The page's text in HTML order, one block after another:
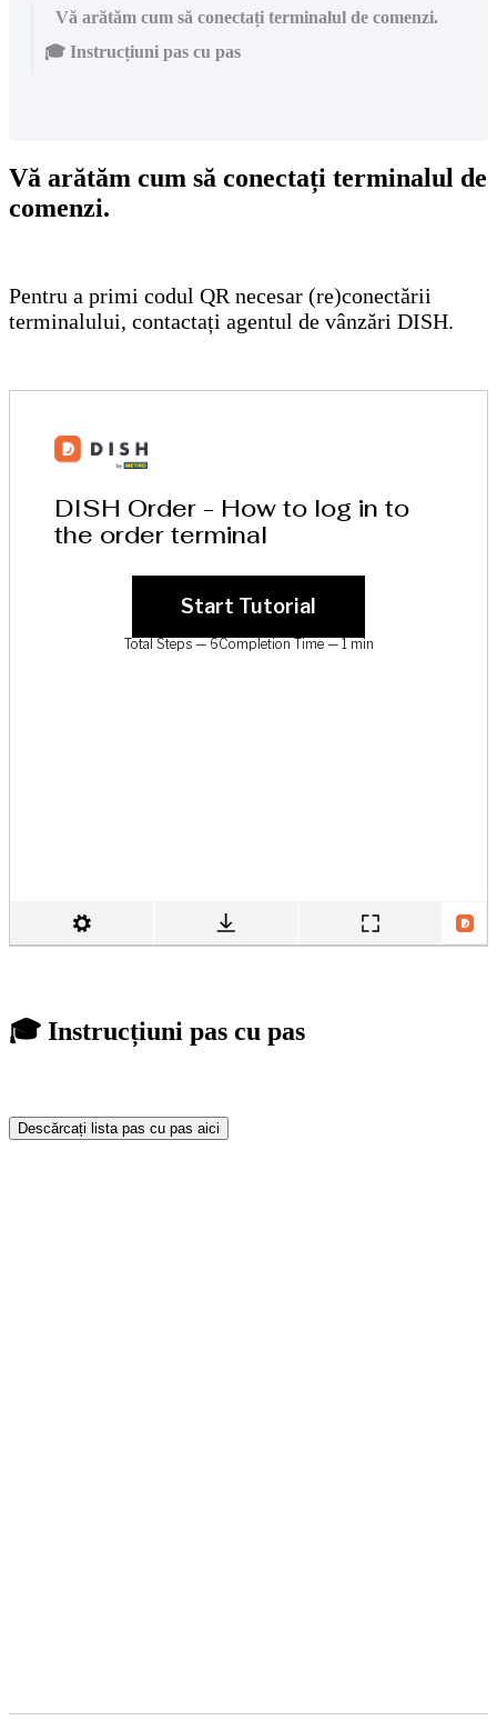
Vă arătăm cum să conectați terminalul de comenzi.
🎓 Instrucțiuni pas cu pas
Vă arătăm cum să conectați terminalul de
comenzi.
Pentru a primi codul QR necesar (re)conectării
terminalului, contactați agentul de vânzări DISH.
🎓 Instrucțiuni pas cu pas
Descărcați lista pas cu pas aici